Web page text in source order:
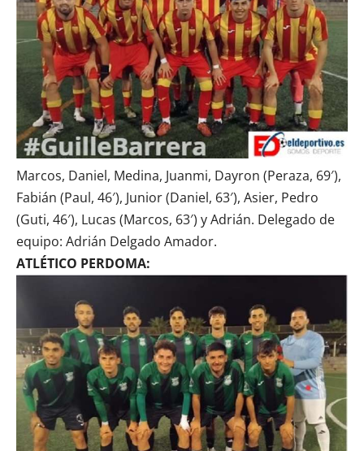
Marcos, Daniel, Medina, Juanmi, Dayron (Peraza, 69′),
Fabián (Paul, 46′), Junior (Daniel, 63′), Asier, Pedro
(Guti, 46′), Lucas (Marcos, 63′) y Adrián. Delegado de
equipo: Adrián Delgado Amador.
ATLÉTICO PERDOMA: